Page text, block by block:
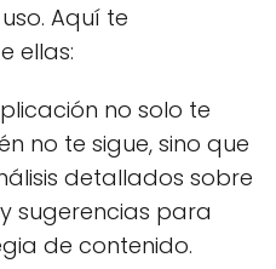
Aquí te
ellas:
no solo te
no te sigue, sino que
detallados sobre
sugerencias para
de contenido.